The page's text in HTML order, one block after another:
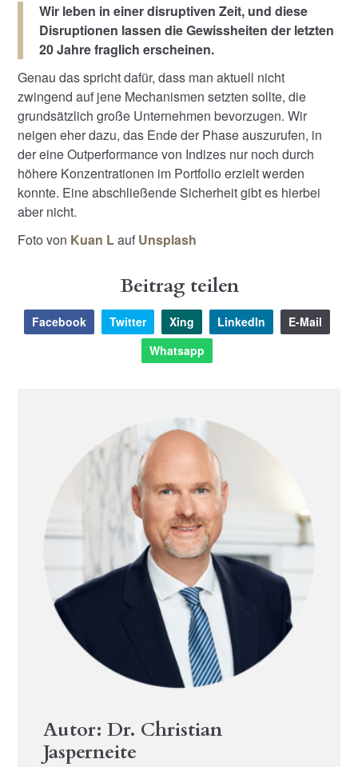
Wir leben in einer disruptiven Zeit, und diese
Disruptionen lassen die Gewissheiten der letzten
20 Jahre fraglich erscheinen.
Genau das spricht dafür, dass man aktuell nicht
zwingend auf jene Mechanismen setzten sollte, die
grundsätzlich große Unternehmen bevorzugen. Wir
neigen eher dazu, das Ende der Phase auszurufen, in
der eine Outperformance von Indizes nur noch durch
höhere Konzentrationen im Portfolio erzielt werden
konnte. Eine abschließende Sicherheit gibt es hierbei
aber nicht.
Foto von Kuan Lauf Unsplash
Beitrag teilen
Facebook Twitter Xing LinkedIn
E-Mail
Whatsapp
Autor: Dr. Christian
Jasperneite